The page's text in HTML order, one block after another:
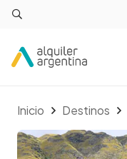
Inicio Destinos